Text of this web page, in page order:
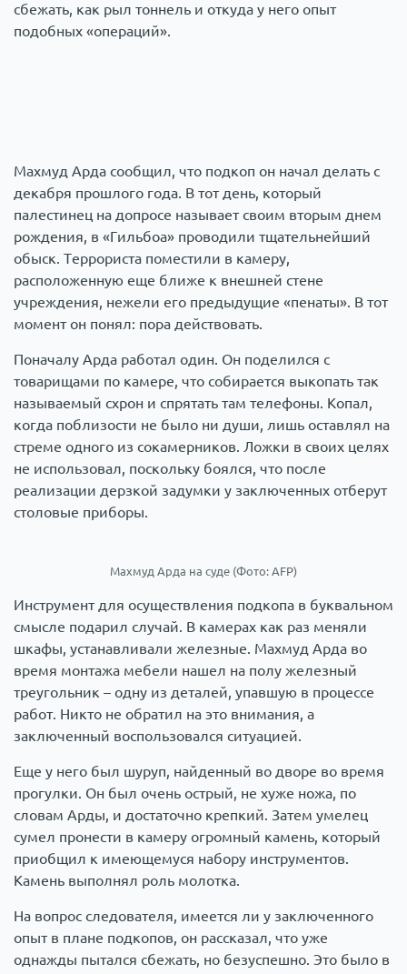
сбежать, как рыл тоннель и откуда у него опыт
подобных «операций».
Махмуд Арда сообщил, что подкоп он начал делать с
декабря прошлого года. В тот день, который
палестинец на допросе называет своим вторым днем
рождения, в «Гильбоа» проводили тщательнейший
обыск. Террориста поместили в камеру,
расположенную еще ближе к внешней стене
учреждения, нежели его предыдущие «пенаты». В тот
момент он понял: пора действовать.
Поначалу Арда работал один. Он поделился с
товарищами по камере, что собирается выкопать так
называемый схрон и спрятать там телефоны. Копал,
когда поблизости не было ни души, лишь оставлял на
стреме одного из сокамерников. Ложки в своих целях
не использовал, поскольку боялся, что после
реализации дерзкой задумки у заключенных отберут
столовые приборы.
Махмуд Арда на суде (Фото: AFP)
Инструмент для осуществления подкопа в буквальном
смысле подарил случай. В камерах как раз меняли
шкафы, устанавливали железные. Махмуд Арда во
время монтажа мебели нашел на полу железный
треугольник – одну из деталей, упавшую в процессе
работ. Никто не обратил на это внимания, а
заключенный воспользовался ситуацией.
Еще у него был шуруп, найденный во дворе во время
прогулки. Он был очень острый, не хуже ножа, по
словам Арды, и достаточно крепкий. Затем умелец
сумел пронести в камеру огромный камень, который
приобщил к имеющемуся набору инструментов.
Камень выполнял роль молотка.
На вопрос следователя, имеется ли у заключенного
опыт в плане подкопов, он рассказал, что уже
однажды пытался сбежать, но безуспешно. Это было в